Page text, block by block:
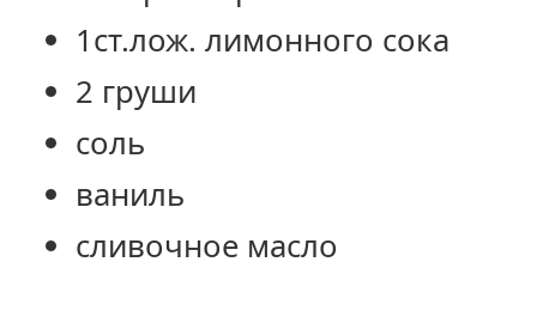
1ст.лож. лимонного сока
2 груши
соль
ваниль
сливочное масло